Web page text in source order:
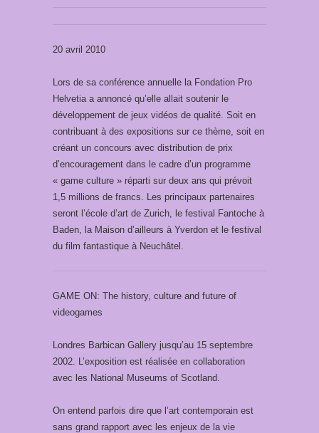
20 avril 2010
Lors de sa conférence annuelle la Fondation Pro
Helvetia a annoncé qu’elle allait soutenir le
développement de jeux vidéos de qualité. Soit en
contribuant à des expositions sur ce thème, soit en
créant un concours avec distribution de prix
d’encouragement dans le cadre d’un programme
« game culture » réparti sur deux ans qui prévoit
1,5 millions de francs. Les principaux partenaires
seront l’école d’art de Zurich, le festival Fantoche à
Baden, la Maison d’ailleurs à Yverdon et le festival
du film fantastique à Neuchâtel.
GAME ON: The history, culture and future of
videogames
Londres Barbican Gallery jusqu’au 15 septembre
2002. L’exposition est réalisée en collaboration
avec les National Museums of Scotland.
On entend parfois dire que l’art contemporain est
sans grand rapport avec les enjeux de la vie